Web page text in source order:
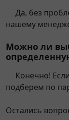
Да, без
нашему
Можно ли
Конечно!
подберем по
Остались